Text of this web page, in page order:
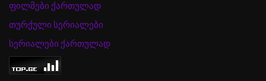
ფილმები ქართულად
თურქული სერიალები
სერიალები ქართულად